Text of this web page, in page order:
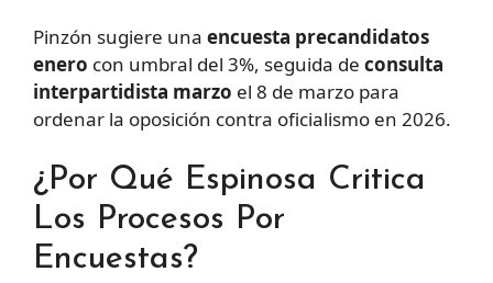
Pinzón sugiere una encuesta precandidatos
enero con umbral del 3%, seguida de consulta
interpartidista marzo el 8 de marzo para
ordenar la oposición contra oficialismo en 2026.
¿Por Qué Espinosa Critica
Los Procesos Por
Encuestas?